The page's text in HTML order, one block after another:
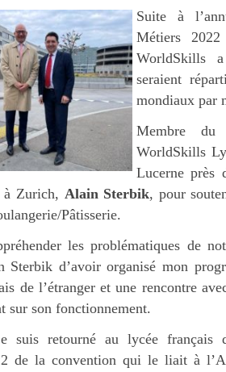
Suite à
Métiers 2022
WorldSkills
seraient
mondiaux par
Membre du
WorldSkills
Lucerne près
à Zurich, Alain Sterbik, pour
Pâtisserie.
les problématiques de
Sterbik d’avoir organisé mon
de l’étranger et une rencontre
sur son fonctionnement.
suis retourné au lycée
de la convention qui le liait à